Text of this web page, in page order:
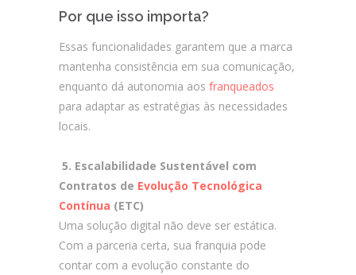
Por que isso importa?
Essas funcionalidades garantem que a marca
mantenha consistência em sua comunicação,
enquanto dá autonomia aos franqueados
para adaptar as estratégias às necessidades
locais.
5. Escalabilidade Sustentável com
Contratos de Evolução Tecnológica
Contínua (ETC)
Uma solução digital não deve ser estática.
Com a parceria certa, sua franquia pode
contar com a evolução constante do